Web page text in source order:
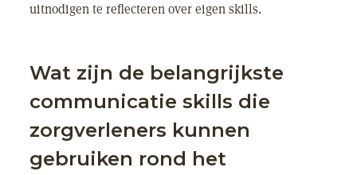
uitnodigen te reflecteren over eigen skills.
Wat zijn de belangrijkste
communicatie skills die
zorgverleners kunnen
gebruiken rond het